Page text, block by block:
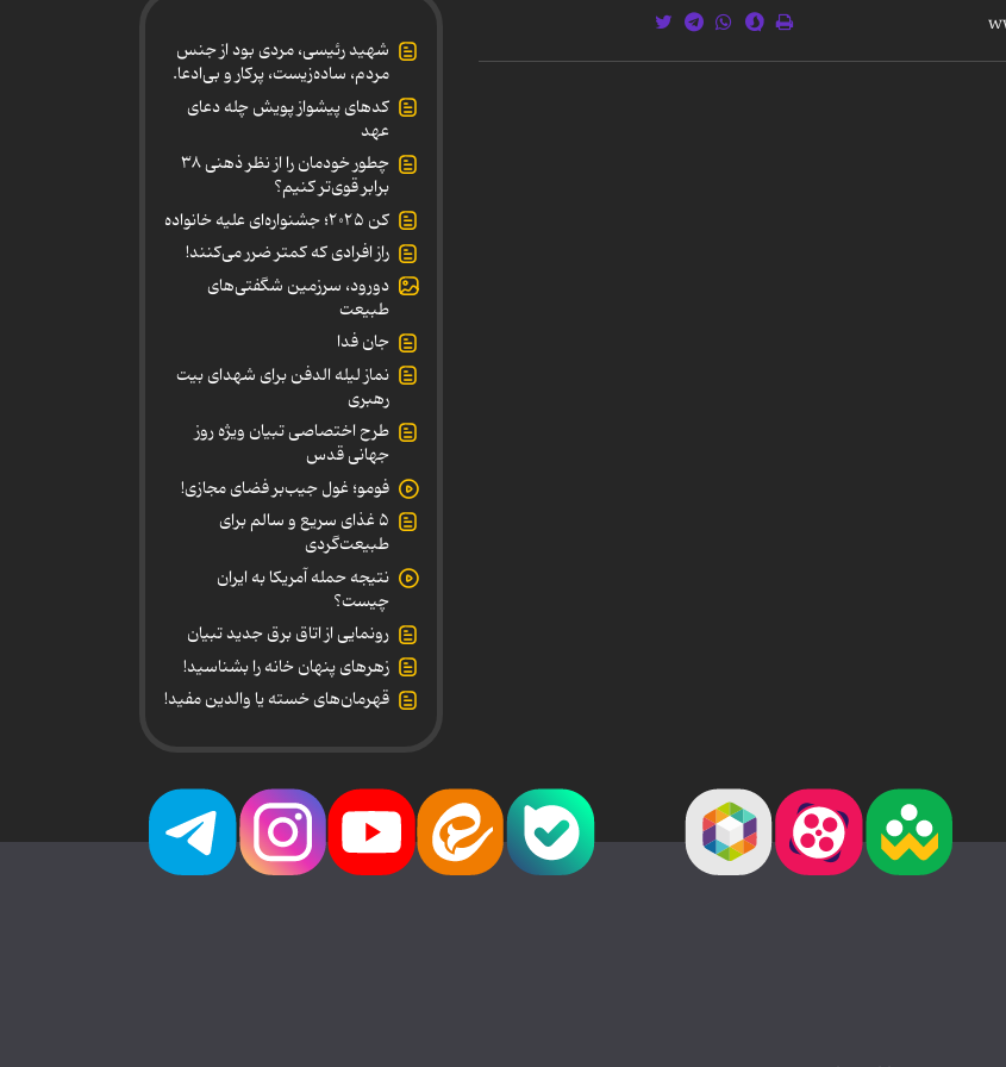
شهید رئیسی، مردی بود از جنس
مردم، ساده‌زیست، پرکار و بی‌ادعا.
کدهای پیشواز پویش چله دعای
عهد
چطور خودمان را از نظر ذهنی ۳۸
برابر قوی‌تر کنیم؟
کن ۲۰۲۵؛ جشنواره‌ای علیه خانواده
راز افرادی که کمتر ضرر می‌کنند!
دورود، سرزمین شگفتی‌های
طبیعت
جان فدا
نماز لیله الدفن برای شهدای بیت
رهبری
طرح اختصاصی تبیان ویژه روز
جهانی قدس
فومو؛ غول جیب‌بر فضای مجازی!
۵ غذای سریع و سالم برای
طبیعت‌گردی
نتیجه حمله آمریکا به ایران
چیست؟
رونمایی از اتاق برق جدید تبیان
زهرهای پنهان خانه را بشناسید!
قهرمان‌های خسته یا والدین مفید!